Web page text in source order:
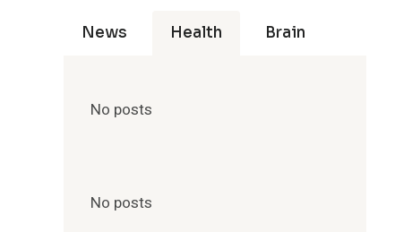
News Health Brain
No posts
No posts